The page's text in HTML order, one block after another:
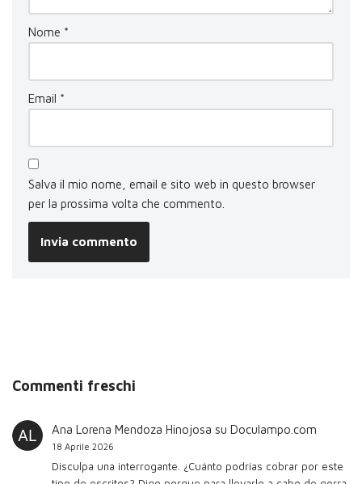
Nome *
Email *
Salva il mio nome, email e sito web in questo browser
per la prossima volta che commento.
Commenti freschi
Ana Lorena Mendoza Hinojosa su Doculampo.com
18 Aprile 2026
Disculpa una interrogante. ¿Cuánto podrías cobrar por este